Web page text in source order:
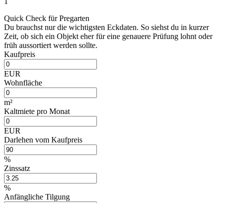
Quick Check für Pregarten
Du brauchst nur die wichtigsten Eckdaten. So siehst du in kurzer
Zeit, ob sich ein Objekt eher für eine genauere Prüfung lohnt oder
früh aussortiert werden sollte.
Kaufpreis
EUR
Wohnfläche
m²
Kaltmiete pro Monat
EUR
Darlehen vom Kaufpreis
%
Zinssatz
%
Anfängliche Tilgung